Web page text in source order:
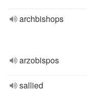
archbishops
arzobispos
sallied